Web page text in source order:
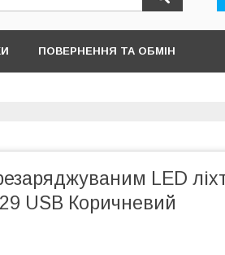
ПОВЕРНЕННЯ ТА ОБМІН
LED
USB Коричневий